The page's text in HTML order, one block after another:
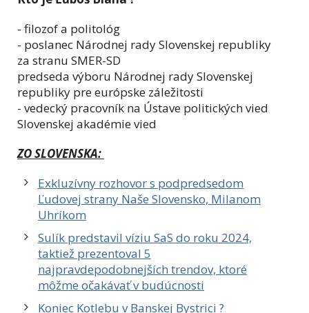
- filozof a politológ
- poslanec Národnej rady Slovenskej republiky
za stranu SMER-SD
predseda výboru Národnej rady Slovenskej
republiky pre európske záležitosti
- vedecký pracovník na Ústave politických vied
Slovenskej akadémie vied
ZO SLOVENSKA:
Exkluzívny rozhovor s podpredsedom
Ľudovej strany Naše Slovensko, Milanom
Uhríkom
Sulík predstavil víziu SaS do roku 2024,
taktiež prezentoval 5
najpravdepodobnejších trendov, ktoré
môžme očakávať v budúcnosti
Koniec Kotlebu v Banskej Bystrici ?